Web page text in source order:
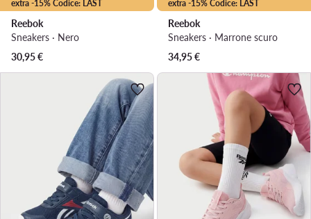
extra -15% Codice: LAST
Reebok
Sneakers · Nero
30,95€
extra -15% Codice: LAST
Reebok
Sneakers · Marrone scuro
34,95€